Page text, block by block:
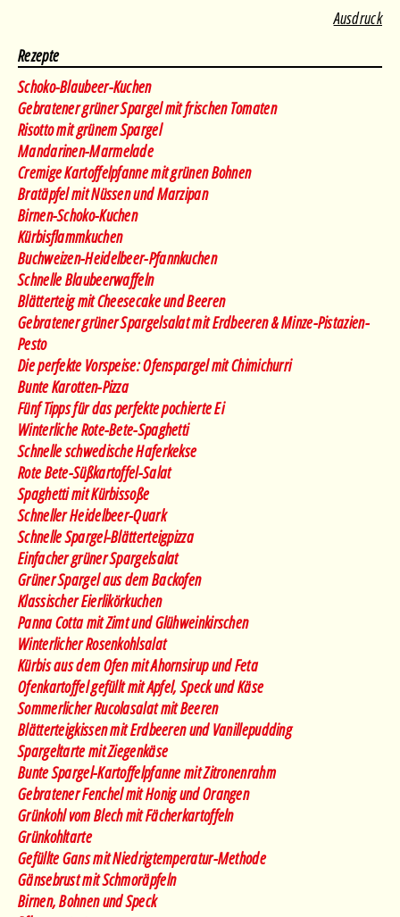
Ausdruck
Rezepte
Schoko-Blaubeer-Kuchen
Gebratener grüner Spargel mit frischen Tomaten
Risotto mit grünem Spargel
Mandarinen-Marmelade
Cremige Kartoffelpfanne mit grünen Bohnen
Bratäpfel mit Nüssen und Marzipan
Birnen-Schoko-Kuchen
Kürbisflammkuchen
Buchweizen-Heidelbeer-Pfannkuchen
Schnelle Blaubeerwaffeln
Blätterteig mit Cheesecake und Beeren
Gebratener grüner Spargelsalat mit Erdbeeren & Minze-Pistazien-
Pesto
Die perfekte Vorspeise: Ofenspargel mit Chimichurri
Bunte Karotten-Pizza
Fünf Tipps für das perfekte pochierte Ei
Winterliche Rote-Bete-Spaghetti
Schnelle schwedische Haferkekse
Rote Bete-Süßkartoffel-Salat
Spaghetti mit Kürbissoße
Schneller Heidelbeer-Quark
Schnelle Spargel-Blätterteigpizza
Einfacher grüner Spargelsalat
Grüner Spargel aus dem Backofen
Klassischer Eierlikörkuchen
Panna Cotta mit Zimt und Glühweinkirschen
Winterlicher Rosenkohlsalat
Kürbis aus dem Ofen mit Ahornsirup und Feta
Ofenkartoffel gefüllt mit Apfel, Speck und Käse
Sommerlicher Rucolasalat mit Beeren
Blätterteigkissen mit Erdbeeren und Vanillepudding
Spargeltarte mit Ziegenkäse
Bunte Spargel-Kartoffelpfanne mit Zitronenrahm
Gebratener Fenchel mit Honig und Orangen
Grünkohl vom Blech mit Fächerkartoffeln
Grünkohltarte
Gefüllte Gans mit Niedrigtemperatur-Methode
Gänsebrust mit Schmoräpfeln
Birnen, Bohnen und Speck